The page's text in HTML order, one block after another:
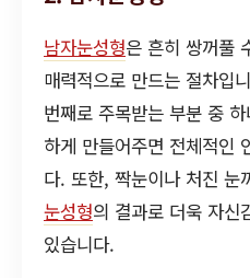
남자눈성형은 흔히 쌍꺼풀
매력적으로 만드는 절차입
번째로 주목받는 부분 중
하게 만들어주면 전체적인
다. 또한, 짝눈이나 처진 눈
눈성형의 결과로 더욱 자신
있습니다.